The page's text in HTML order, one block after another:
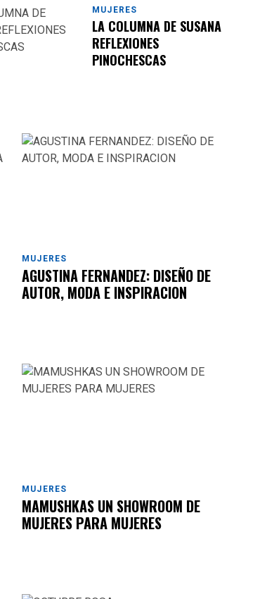
MUJERES
LA COLUMNA DE SUSANA
REFLEXIONES
PINOCHESCAS
MUJERES
AGUSTINA FERNANDEZ: DISEÑO DE
AUTOR, MODA E INSPIRACION
MUJERES
MAMUSHKAS UN SHOWROOM DE
MUJERES PARA MUJERES